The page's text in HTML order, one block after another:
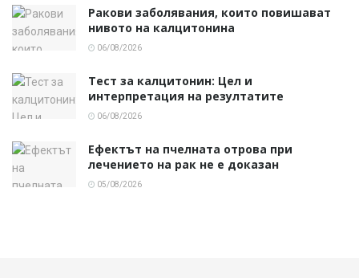
Ракови заболявания, които повишават
нивото на калцитонина
06/08/2026
Тест за калцитонин: Цел и
интерпретация на резултатите
06/08/2026
Ефектът на пчелната отрова при
лечението на рак не е доказан
05/08/2026